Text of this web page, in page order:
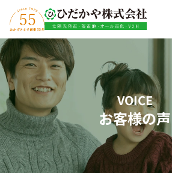
内容をスキップ
VOICE
お客様の声